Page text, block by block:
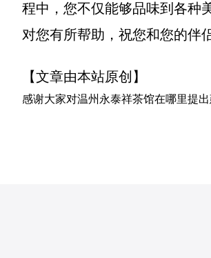
程中，您不仅能够品味到各种
对您有所帮助，祝您和您的伴
【文章由本站原创】
感谢大家对温州永泰祥茶馆在哪里提出